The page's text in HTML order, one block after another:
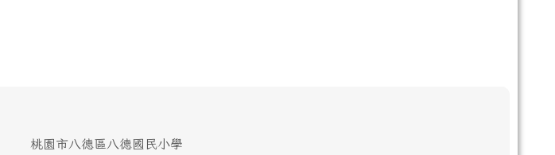
桃園市八德區八德國民小學